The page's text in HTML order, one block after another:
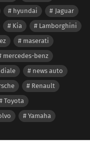
hyundai
Jaguar
Kia
Lamborghini
maserati
mercedes-benz
news auto
Renault
Toyota
Yamaha